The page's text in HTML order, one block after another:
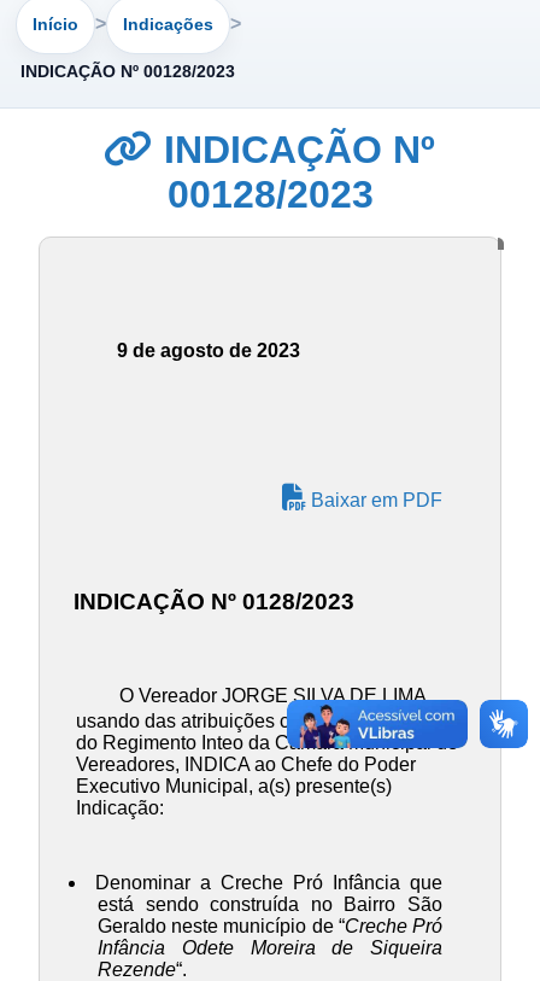
Início Indicações
INDICAÇÃO Nº 00128/2023
INDICAÇÃO Nº
00128/2023
9 de agosto de 2023
Baixar em PDF
INDICAÇÃO Nº 0128/2023
O Vereador JORGE SILVA DE LIMA,
usando das atribuições contidas no Art. 137
do Regimento Inteo da Câmara Municipal de
Vereadores, INDICA ao Chefe do Poder
Executivo Municipal, a(s) presente(s)
Indicação:
Denominar a Creche Pró Infância que
está sendo construída no Bairro São
Geraldo neste município de “Creche Pró
Infância Odete Moreira de Siqueira
Rezende“.